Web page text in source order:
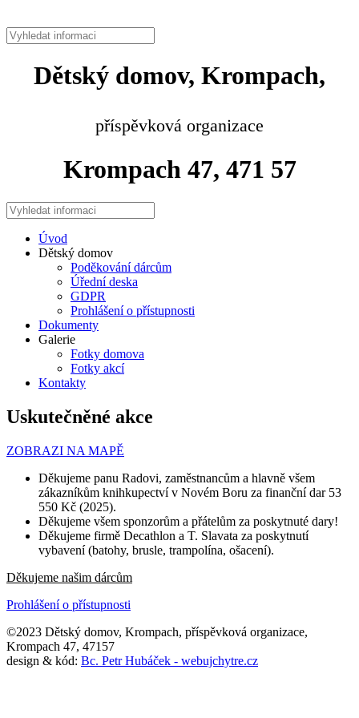
Dětský domov, Krompach,
příspěvková organizace
Krompach 47, 471 57
Úvod
Dětský domov
Poděkování dárcům
Úřední deska
GDPR
Prohlášení o přístupnosti
Dokumenty
Galerie
Fotky domova
Fotky akcí
Kontakty
Uskutečněné akce
ZOBRAZI NA MAPĚ
Děkujeme panu Radovi, zaměstnancům a hlavně všem
zákazníkům knihkupectví v Novém Boru za finanční dar 53
550 Kč (2025).
Děkujeme všem sponzorům a přátelům za poskytnuté dary!
Děkujeme firmě Decathlon a T. Slavata za poskytnutí
vybavení (batohy, brusle, trampolína, ošacení).
Děkujeme našim dárcům
Prohlášení o přístupnosti
©2023 Dětský domov, Krompach, příspěvková organizace,
Krompach 47, 47157
design & kód: Bc. Petr Hubáček - webujchytre.cz